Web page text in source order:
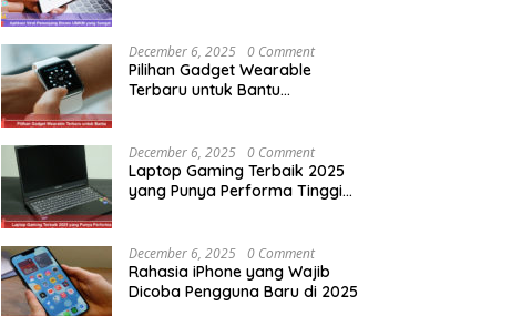
December 6, 2025 0 Comment
Pilihan Gadget Wearable
Terbaru untuk Bantu
December 6, 2025 0 Comment
Laptop Gaming Terbaik 2025
yang Punya Performa Tinggi
December 6, 2025 0 Comment
Rahasia iPhone yang Wajib
Dicoba Pengguna Baru di 2025